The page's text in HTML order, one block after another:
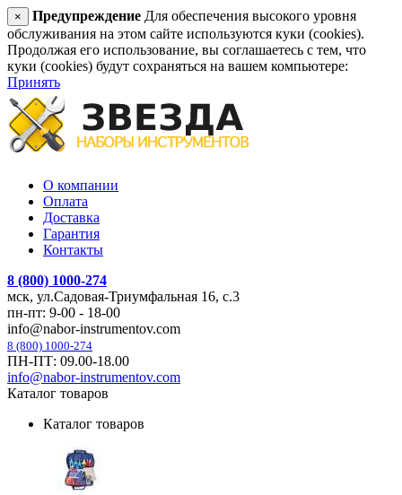
× Предупреждение Для обеспечения высокого уровня
обслуживания на этом сайте используются куки (cookies).
Продолжая его использование, вы соглашаетесь с тем, что
куки (cookies) будут сохраняться на вашем компьютере:
Принять
О компании
Оплата
Доставка
Гарантия
Контакты
8 (800) 1000-274
мск, ул.Садовая-Триумфальная 16, с.3
пн-пт: 9-00 - 18-00
info@nabor-instrumentov.com
8 (800) 1000-274
ПН-ПТ: 09.00-18.00
info@nabor-instrumentov.com
Каталог товаров
Каталог товаров